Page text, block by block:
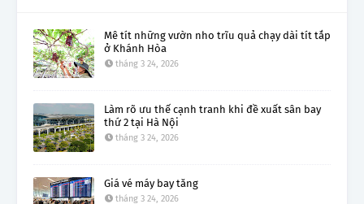
Mê tít những vườn nho trĩu quả chạy dài tít tắp
ở Khánh Hòa
tháng 3 24, 2026
Làm rõ ưu thế cạnh tranh khi đề xuất sân bay
thứ 2 tại Hà Nội
tháng 3 24, 2026
Giá vé máy bay tăng
tháng 3 24, 2026